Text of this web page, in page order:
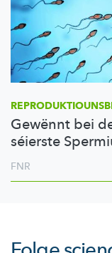
Gewënnt bei
séierste
FNR